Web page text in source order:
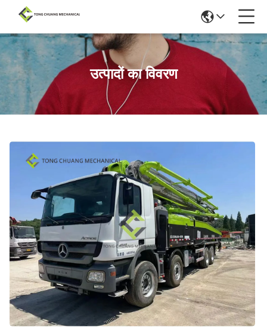
उत्पादों का विवरण